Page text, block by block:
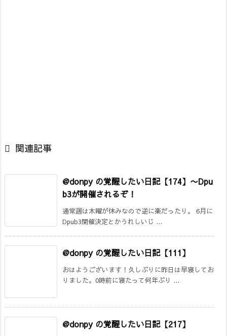
 関連記事
@donpy の覚醒したい日記【174】 〜Dpu
b3が開催されるぞ！
通常週は木曜が休みなので逆に楽だったり。 6月に
Dpub3開催決定とかうれしいじ ...
@donpy の覚醒したい日記【111】
おはようございます！久しぶりに昨日は早寝してお
りました。0時前に寝たって何年ぶり ...
@donpy の覚醒したい日記【217】